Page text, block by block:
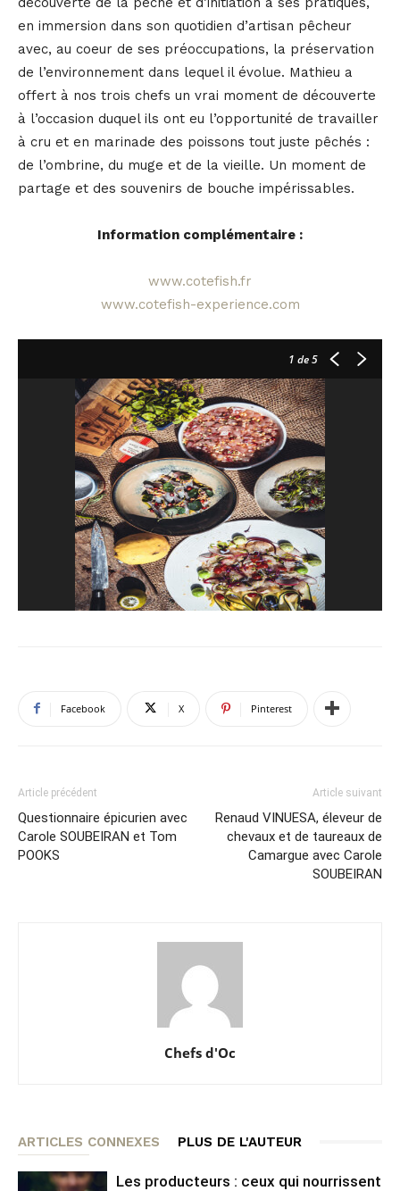
en immersion dans son quotidien d’artisan pêcheur
avec, au coeur de ses préoccupations, la préservation
de l’environnement dans lequel il évolue. Mathieu a
offert à nos trois chefs un vrai moment de découverte
à l’occasion duquel ils ont eu l’opportunité de travailler
à cru et en marinade des poissons tout juste pêchés :
de l’ombrine, du muge et de la vieille. Un moment de
partage et des souvenirs de bouche impérissables.
Information complémentaire :
www.cotefish.fr
www.cotefish-experience.com
1 de 5
Facebook X Pinterest
Article précédent
Questionnaire épicurien avec
Carole SOUBEIRAN et Tom
POOKS
Article suivant
Renaud VINUESA, éleveur de
chevaux et de taureaux de
Camargue avec Carole
SOUBEIRAN
Chefs d'Oc
ARTICLES CONNEXES PLUS DE L'AUTEUR
Les producteurs : ceux qui nourrissent